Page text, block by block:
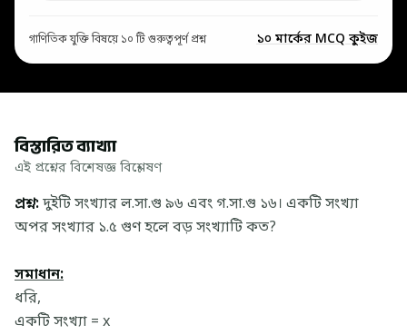
গাণিতিক যুক্তি বিষয়ে ১০ টি গুরুত্বপূর্ণ প্রশ্ন ১০ মার্কের MCQ কুইজ
বিস্তারিত ব্যাখ্যা
এই প্রশ্নের বিশেষজ্ঞ বিশ্লেষণ
প্রশ্ন:দুইটি সংখ্যার ল.সা.গু ৯৬ এবং গ.সা.গু ১৬। একটি সংখ্যা
অপর সংখ্যার ১.৫ গুণ হলে বড় সংখ্যাটি কত?
সমাধান:
ধরি,
একটি সংখ্যা = x